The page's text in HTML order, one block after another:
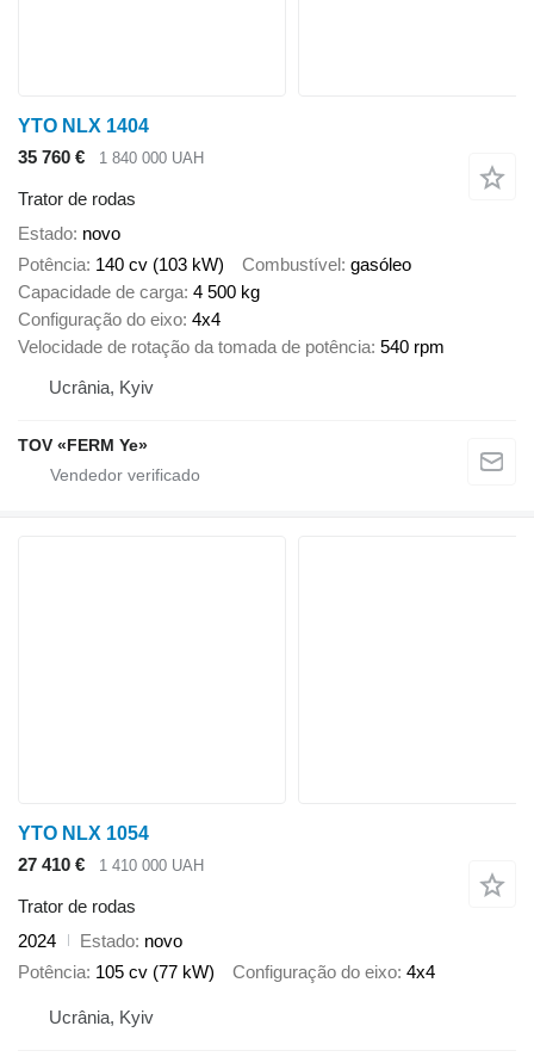
YTO NLX 1404
35 760 €
1 840 000 UAH
Trator de rodas
Estado novo
Potência 140 cv (103 kW) Combustível gasóleo
Capacidade de carga 4 500 kg
Configuração do eixo 4x4
Velocidade de rotação da tomada de potência 540 rpm
Ucrânia, Kyiv
TOV «FERM Ye»
YTO NLX 1054
27 410 €
1 410 000 UAH
Trator de rodas
2024
Estado novo
Potência 105 cv (77 kW) Configuração do eixo 4x4
Ucrânia, Kyiv